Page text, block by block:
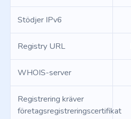
Stödjer IPv6
Registry URL
WHOIS-server
Registrering kräver
företagsregistreringscertifikat